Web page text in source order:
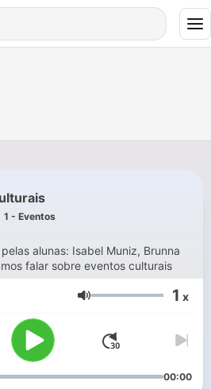
1 - Eventos
alunas: Isabel Muniz, Brunna
falar sobre eventos culturais
Volumen 1 x
00:00